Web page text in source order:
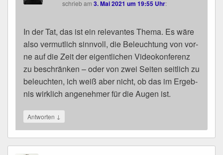
schriebam3. Mai 2021 um 19:55 Uhr:
In der Tat, das ist ein rele­van­tes The­ma. Es wäre
also ver­mut­lich sinn­voll, die Beleuch­tung von vor­
ne auf die Zeit der eigent­li­chen Video­kon­fe­renz
zu beschrän­ken – oder von zwei Sei­ten seit­lich zu
beleuch­ten, ich weiß aber nicht, ob das im Ergeb­
nis wirk­lich ange­neh­mer für die Augen ist.
Antworten ↓